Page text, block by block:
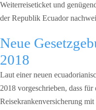
Weiterreiseticket und
der Republik Ecuador
Neue
2018
Laut einer neuen
2018 vorgeschrieben, dass
Reisekrankenversicherung